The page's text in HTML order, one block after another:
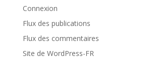
Connexion
Flux des publications
Flux des commentaires
Site de WordPress-FR